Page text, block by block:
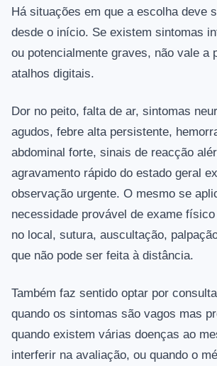
Há situações em que a escolha deve
desde o início. Se existem sintomas
ou potencialmente graves, não vale a
atalhos digitais.
Dor no peito, falta de ar, sintomas
agudos, febre alta persistente,
abdominal forte, sinais de reacção
agravamento rápido do estado geral
observação urgente. O mesmo se
necessidade provável de exame
no local, sutura, auscultação,
que não pode ser feita à distância.
Também faz sentido optar por
quando os sintomas são vagos mas
quando existem várias doenças ao
interferir na avaliação, ou quando o